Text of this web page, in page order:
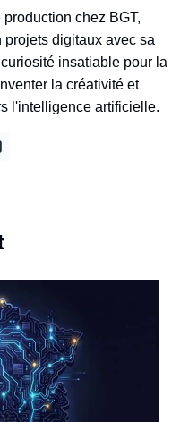
chez BGT,
digitaux avec sa
insatiable pour la
la créativité et
l'intelligence artificielle.